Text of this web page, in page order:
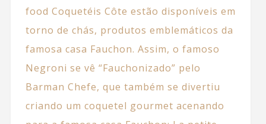
food Coquetéis Côte estão disponíveis em
torno de chás, produtos emblemáticos da
famosa casa Fauchon. Assim, o famoso
Negroni se vê “Fauchonizado” pelo
Barman Chefe, que também se divertiu
criando um coquetel gourmet acenando